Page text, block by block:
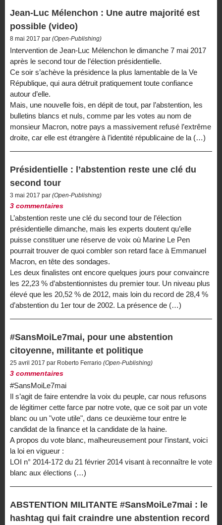
Jean-Luc Mélenchon : Une autre majorité est
possible (video)
8 mai 2017 par (Open-Publishing)
Intervention de Jean-Luc Mélenchon le dimanche 7 mai 2017
après le second tour de l’élection présidentielle.
Ce soir s’achève la présidence la plus lamentable de la Ve
République, qui aura détruit pratiquement toute confiance
autour d’elle.
Mais, une nouvelle fois, en dépit de tout, par l’abstention, les
bulletins blancs et nuls, comme par les votes au nom de
monsieur Macron, notre pays a massivement refusé l’extrême
droite, car elle est étrangère à l’identité républicaine de la (…)
Présidentielle : l’abstention reste une clé du
second tour
3 mai 2017 par (Open-Publishing)
3 commentaires
L’abstention reste une clé du second tour de l’élection
présidentielle dimanche, mais les experts doutent qu’elle
puisse constituer une réserve de voix où Marine Le Pen
pourrait trouver de quoi combler son retard face à Emmanuel
Macron, en tête des sondages.
Les deux finalistes ont encore quelques jours pour convaincre
les 22,23 % d’abstentionnistes du premier tour. Un niveau plus
élevé que les 20,52 % de 2012, mais loin du record de 28,4 %
d’abstention du 1er tour de 2002. La présence de (…)
#SansMoiLe7mai, pour une abstention
citoyenne, militante et politique
25 avril 2017 par Roberto Ferrario (Open-Publishing)
3 commentaires
#SansMoiLe7mai
Il s’agit de faire entendre la voix du peuple, car nous refusons
de légitimer cette farce par notre vote, que ce soit par un vote
blanc ou un "vote utile", dans ce deuxième tour entre le
candidat de la finance et la candidate de la haine.
A propos du vote blanc, malheureusement pour l’instant, voici
la loi en vigueur :
LOI n° 2014-172 du 21 février 2014 visant à reconnaître le vote
blanc aux élections (…)
ABSTENTION MILITANTE #SansMoiLe7mai : le
hashtag qui fait craindre une abstention record